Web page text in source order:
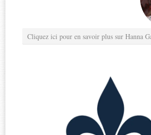
Cliquez ici pour en savoir plus sur Hanna